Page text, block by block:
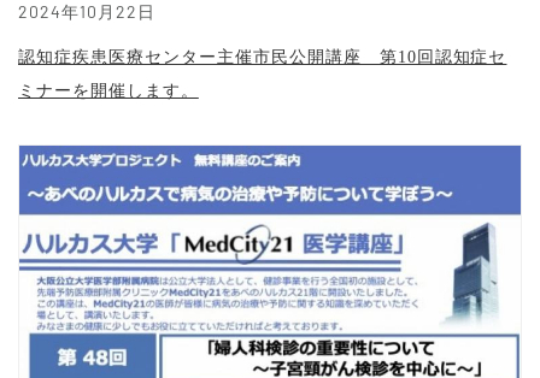
2024年10月22日
認知症疾患医療センター主催市民公開講座 第10回認知症セ
ミナーを開催します。